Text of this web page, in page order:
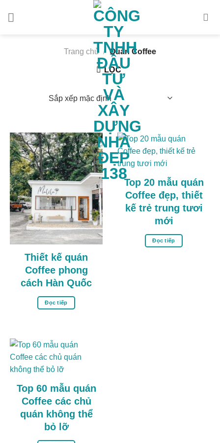
Trang chủ / Quán Coffee
LỌC
Thiết kế quán
Coffee phong
cách Hàn Quốc
Đọc tiếp
Top 20 mẫu quán
Coffee đẹp, thiết
kế trẻ trung tươi
mới
Đọc tiếp
Top 60 mẫu quán
Coffee các chủ
quán không thể
bỏ lỡ